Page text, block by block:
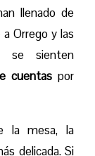
llenado de
Orrego y las
se sienten
cuentaspor
la mesa, la
delicada. Si